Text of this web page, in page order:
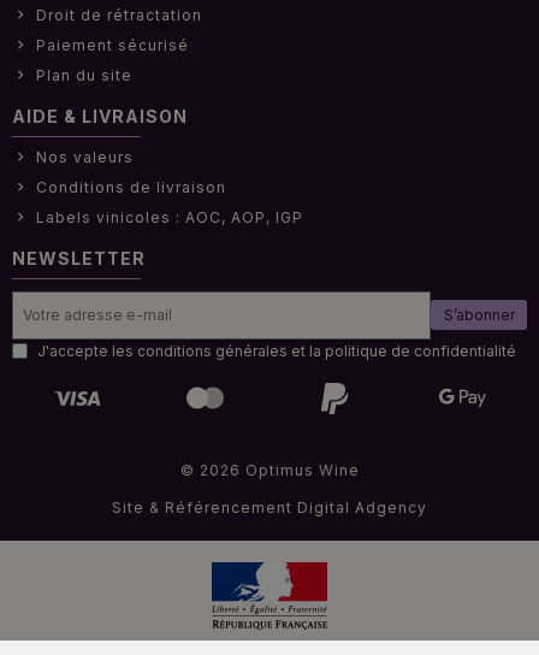
Droit de rétractation
Paiement sécurisé
Plan du site
AIDE & LIVRAISON
Nos valeurs
Conditions de livraison
Labels vinicoles : AOC, AOP, IGP
NEWSLETTER
S’abonner
J'accepte les conditions générales et la politique de confidentialité
© 2026 Optimus Wine
Site & Référencement Digital Adgency